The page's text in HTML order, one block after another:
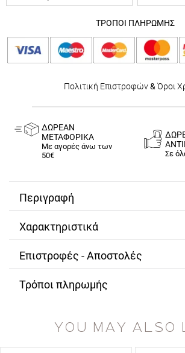
ΤΡΟΠΟΙ ΠΛΗΡΩΜΗΣ
Πολιτική Επιστροφών& Όροι
ΔΩΡΕΑΝ
ΜΕΤΑΦΟΡΙΚΑ
Με αγορές άνω των
50€
Σε
Περιγραφή
Χαρακτηριστικά
Επιστροφές - Αποστολές
Τρόποι πληρωμής
YOU MAY ALSO